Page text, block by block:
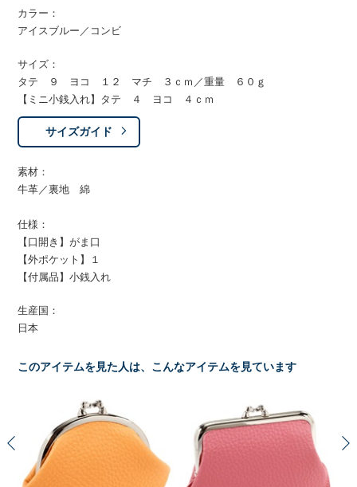
カラー：
アイスブルー／コンビ
サイズ：
タテ ９ ヨコ １２ マチ ３ｃｍ／重量 ６０ｇ
【ミニ小銭入れ】タテ ４ ヨコ ４ｃｍ
サイズガイド
素材：
牛革／裏地 綿
仕様：
【口開き】がま口
【外ポケット】１
【付属品】小銭入れ
生産国：
日本
このアイテムを見た人は、こんなアイテムを見ています